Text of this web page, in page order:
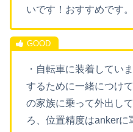
いです！おすすめです。
・自転車に装着してい
するために一緒につけ
の家族に乗って外出し
ろ、位置精度はanker